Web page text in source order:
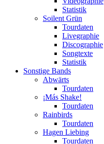
Statistik
Soilent Grün
Tourdaten
Livegraphie
Discographie
Songtexte
Statistik
Sonstige Bands
Abwärts
Tourdaten
¡Más Shake!
Tourdaten
Rainbirds
Tourdaten
Hagen Liebing
Tourdaten